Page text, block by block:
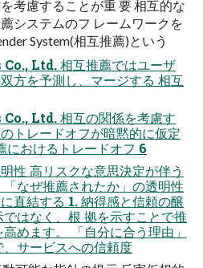
考慮することが重 要 相互的な
システムのフ レームワークを
System(相互推薦)という
Ltd. 相互推薦ではユーザ
方を予測し、マージする 相互
Ltd. 相互の関係を考慮す
トレードオフが暗黙的に仮定
におけるトレードオフ 6
性 高リスクな意思決定が伴う
なぜ推薦されたか」の透明性
直結する 1. 納得感と信頼の醸
はなく、根 拠を示すことで推
めます。 「自分に合う理由」
サービスへの信頼度